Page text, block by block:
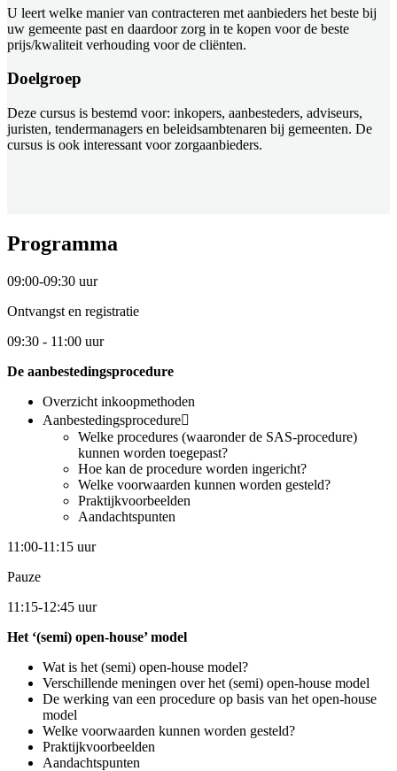
U leert welke manier van contracteren met aanbieders het beste bij
uw gemeente past en daardoor zorg in te kopen voor de beste
prijs/kwaliteit verhouding voor de cliënten.
Doelgroep
Deze cursus is bestemd voor: inkopers, aanbesteders, adviseurs,
juristen, tendermanagers en beleidsambtenaren bij gemeenten. De
cursus is ook interessant voor zorgaanbieders.
Programma
09:00-09:30 uur
Ontvangst en registratie
09:30 - 11:00 uur
De aanbestedingsprocedure
Overzicht inkoopmethoden
Aanbestedingsprocedure
Welke procedures (waaronder de SAS-procedure)
kunnen worden toegepast?
Hoe kan de procedure worden ingericht?
Welke voorwaarden kunnen worden gesteld?
Praktijkvoorbeelden
Aandachtspunten
11:00-11:15 uur
Pauze
11:15-12:45 uur
Het ‘(semi) open-house’ model
Wat is het (semi) open-house model?
Verschillende meningen over het (semi) open-house model
De werking van een procedure op basis van het open-house
model
Welke voorwaarden kunnen worden gesteld?
Praktijkvoorbeelden
Aandachtspunten